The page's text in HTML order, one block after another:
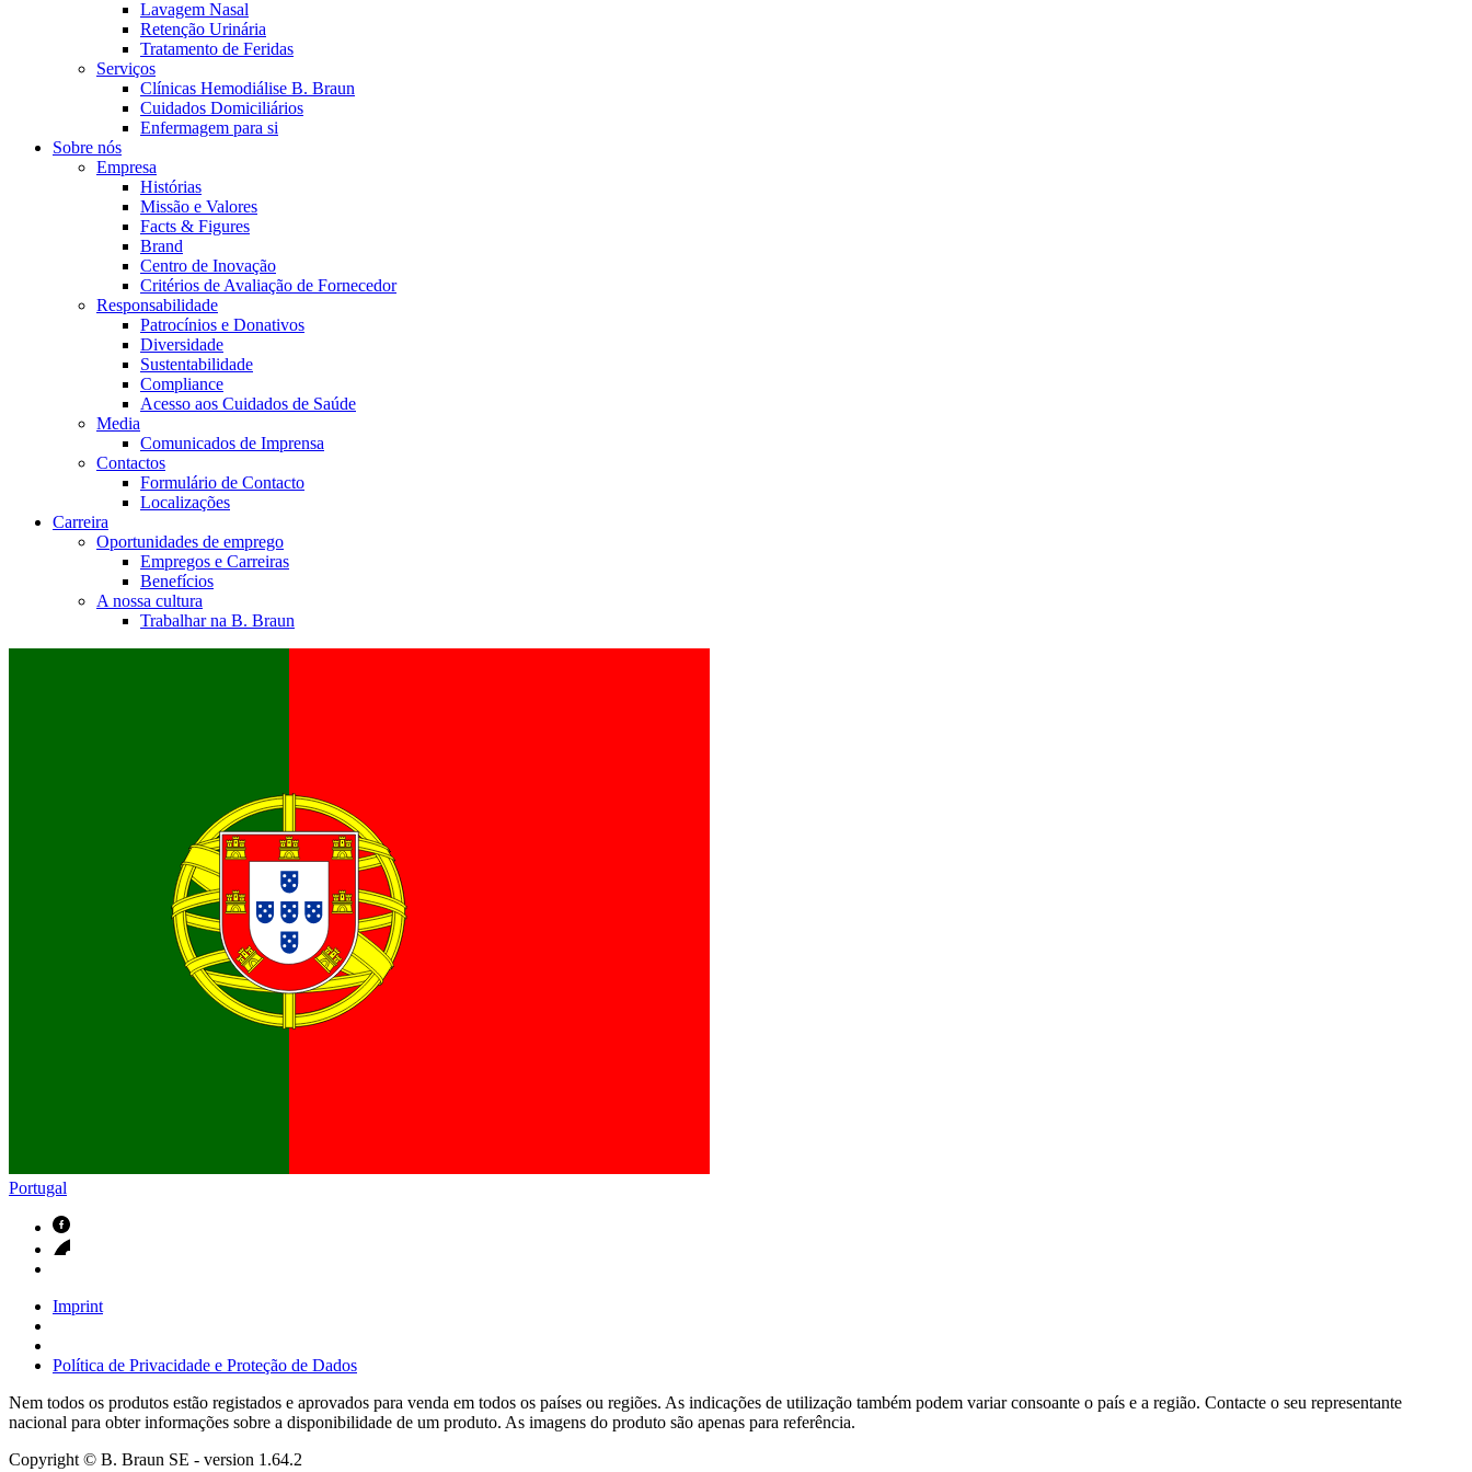
Catálogo de Produtos
Encontre o produto que procura. Visite o catálogo de produtos da B. Braun com o nosso portfólio completo.
Centro de Inovação
Vamos impulsionar juntos a inovação na tecnologia médica. Saiba mais sobre o nosso centro de inovação e apresente a sua ideia.
Lavagem Nasal
Retenção Urinária
Tratamento de Feridas
Serviços
Clínicas Hemodiálise B. Braun
Cuidados Domiciliários
Enfermagem para si
Sobre nós
Empresa
Histórias
Missão e Valores
Facts & Figures
Brand
Centro de Inovação
Critérios de Avaliação de Fornecedor
Responsabilidade
Patrocínios e Donativos
Diversidade
Sustentabilidade
Compliance
Acesso aos Cuidados de Saúde
Media
Comunicados de Imprensa
Contactos
Formulário de Contacto
Localizações
Carreira
Oportunidades de emprego
Empregos e Carreiras
Benefícios
A nossa cultura
Trabalhar na B. Braun
Portugal
Imprint
Política de Privacidade e Proteção de Dados
Nem todos os produtos estão registados e aprovados para venda em todos os países ou regiões. As indicações de utilização também podem variar consoante o país e a região. Contacte o seu representante
nacional para obter informações sobre a disponibilidade de um produto. As imagens do produto são apenas para referência.
Copyright © B. Braun SE - version 1.64.2